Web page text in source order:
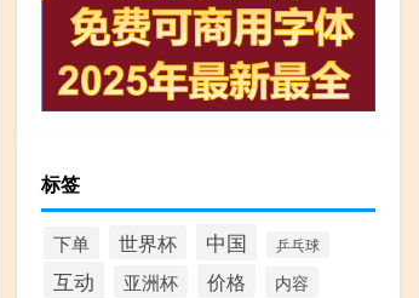
标签
下单 世界杯 中国 乒乓球
互动 亚洲杯 价格 内容